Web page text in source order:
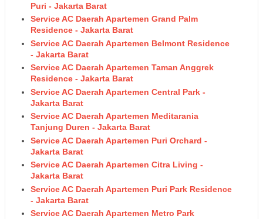
Puri - Jakarta Barat
Service AC Daerah Apartemen Grand Palm
Residence - Jakarta Barat
Service AC Daerah Apartemen Belmont Residence
- Jakarta Barat
Service AC Daerah Apartemen Taman Anggrek
Residence - Jakarta Barat
Service AC Daerah Apartemen Central Park -
Jakarta Barat
Service AC Daerah Apartemen Meditarania
Tanjung Duren - Jakarta Barat
Service AC Daerah Apartemen Puri Orchard -
Jakarta Barat
Service AC Daerah Apartemen Citra Living -
Jakarta Barat
Service AC Daerah Apartemen Puri Park Residence
- Jakarta Barat
Service AC Daerah Apartemen Metro Park